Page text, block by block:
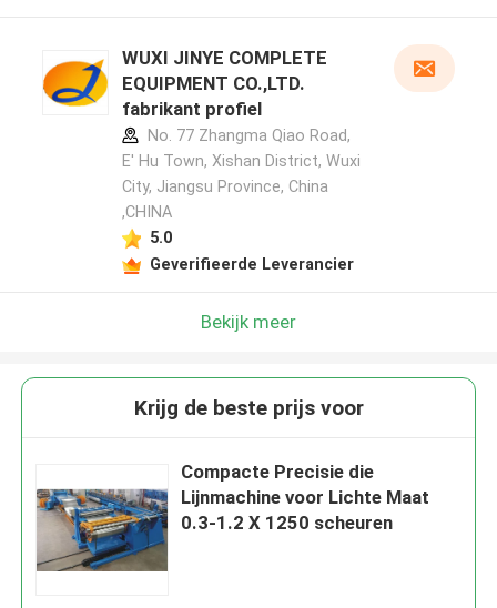
WUXI JINYE COMPLETE
EQUIPMENT CO.,LTD.
fabrikant profiel
No. 77 Zhangma Qiao Road,
E' Hu Town, Xishan District, Wuxi
City, Jiangsu Province, China
,CHINA
5.0
Geverifieerde Leverancier
Bekijk meer
Krijg de beste prijs voor
Compacte Precisie die
Lijnmachine voor Lichte Maat
0.3-1.2 X 1250 scheuren